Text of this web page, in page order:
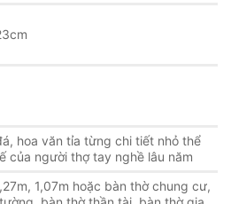
hoa văn tỉa từng chi tiết nhỏ thể
của người thợ tay nghề lâu năm
1,07m hoặc bàn thờ chung cư,